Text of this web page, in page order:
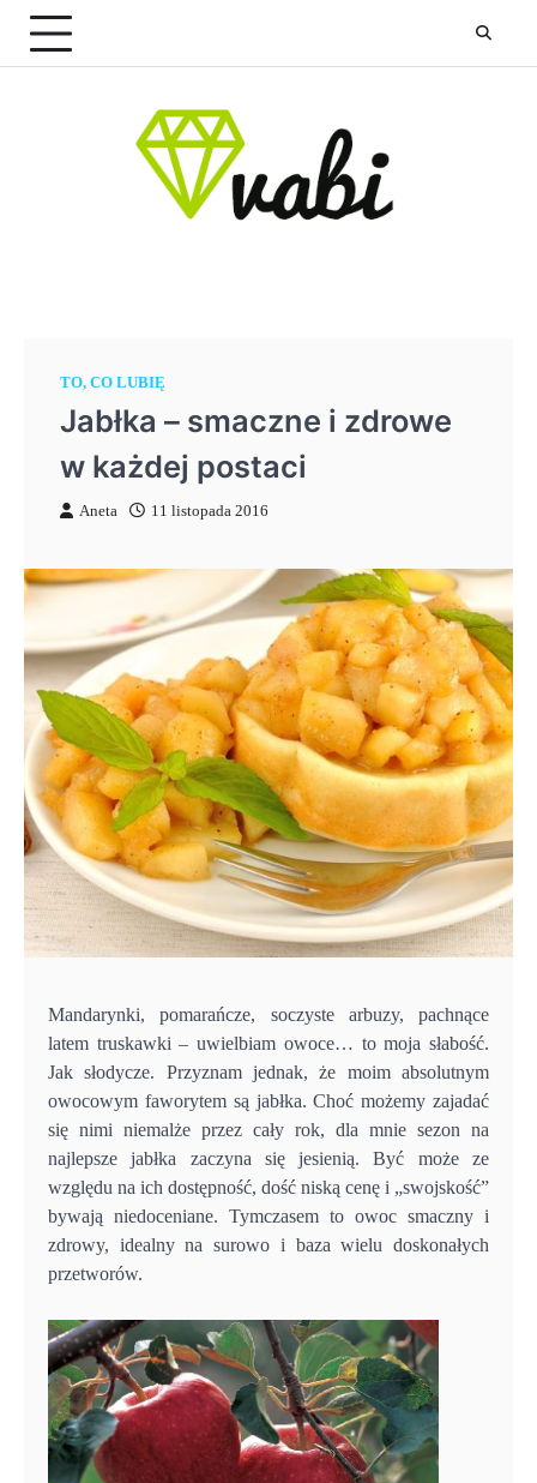
Skip
content
TO, CO LUBIĘ
Jabłka – smaczne i zdrowe
w każdej postaci
Aneta 11 listopada 2016
Mandarynki, pomarańcze, soczyste arbuzy, pachnące
latem truskawki – uwielbiam owoce… to moja słabość.
Jak słodycze. Przyznam jednak, że moim absolutnym
owocowym faworytem są jabłka. Choć możemy zajadać
się nimi niemalże przez cały rok, dla mnie sezon na
najlepsze jabłka zaczyna się jesienią. Być może ze
względu na ich dostępność, dość niską cenę i „swojskość”
bywają niedoceniane. Tymczasem to owoc smaczny i
zdrowy, idealny na surowo i baza wielu doskonałych
przetworów.